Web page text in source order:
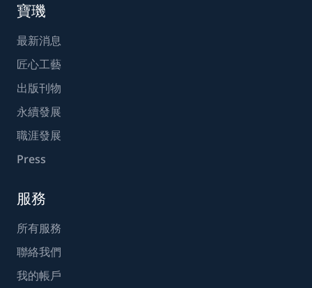
寶璣
最新消息
匠心工藝
出版刊物
永續發展
職涯發展
Press
服務
所有服務
聯絡我們
我的帳戶